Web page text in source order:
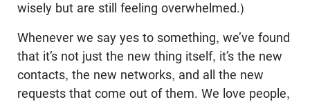
wisely but are still feeling overwhelmed.)
Whenever we say yes to something, we’ve found
that it’s not just the new thing itself, it’s the new
contacts, the new networks, and all the new
requests that come out of them. We love people,